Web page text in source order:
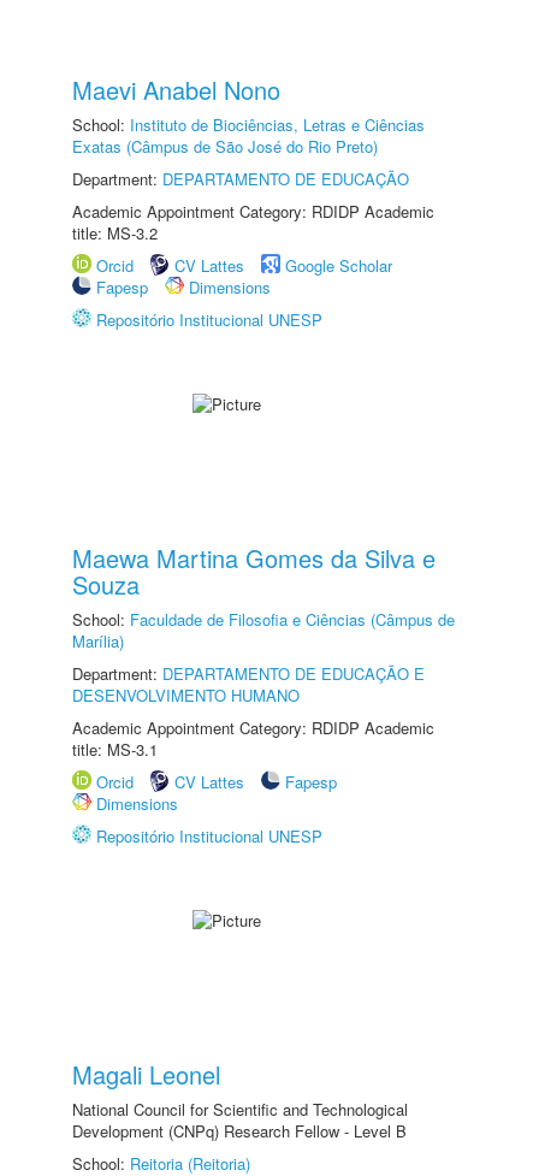
Maevi Anabel Nono
School: Instituto de Biociências, Letras e Ciências
Exatas (Câmpus de São José do Rio Preto)
Department: DEPARTAMENTO DE EDUCAÇÃO
Academic Appointment Category: RDIDP Academic
title: MS-3.2
Orcid
CV Lattes
Google Scholar
Fapesp
Dimensions
Repositório Institucional UNESP
Maewa Martina Gomes da Silva e
Souza
School: Faculdade de Filosofia e Ciências (Câmpus de
Marília)
Department: DEPARTAMENTO DE EDUCAÇÃO E
DESENVOLVIMENTO HUMANO
Academic Appointment Category: RDIDP Academic
title: MS-3.1
Orcid
CV Lattes
Fapesp
Dimensions
Repositório Institucional UNESP
Magali Leonel
National Council for Scientific and Technological
Development (CNPq) Research Fellow - Level B
School: Reitoria (Reitoria)